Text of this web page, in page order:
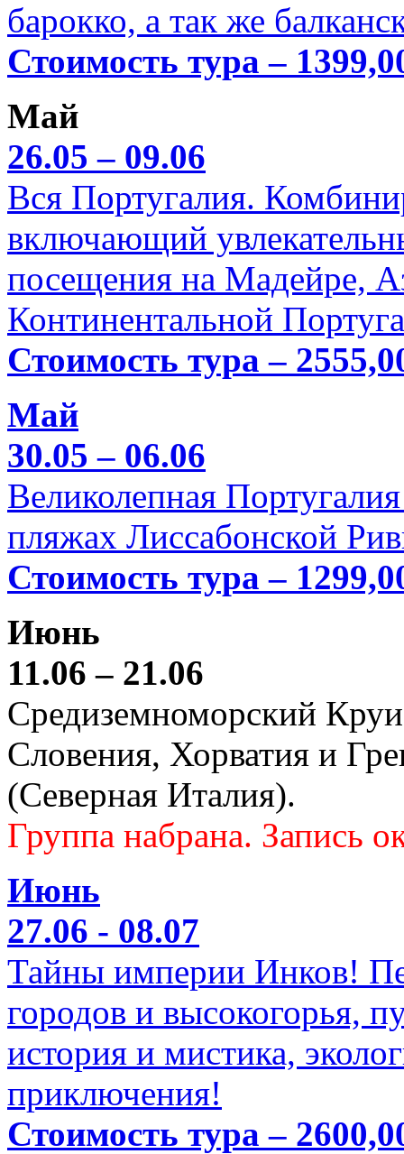
барокко, а так же
Стоимость тура –
Май
26.05 – 09.06
Вся Португалия.
включающий
посещения на Мадейре,
Континентальной
Стоимость тура –
Май
30.05 – 06.06
Великолепная
пляжах Лиссабонской
Стоимость тура –
Июнь
11.06 – 21.06
Средиземноморский
Словения, Хорватия и
(Северная Италия).
Группа набрана. Запись
Июнь
27.06 - 08.07
Тайны империи Инков!
городов и высокогорья,
история и мистика,
приключения!
Стоимость тура –